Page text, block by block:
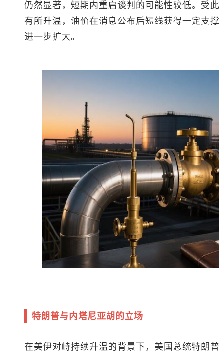
仍然显著，短期内重启谈判的可能性较低。受
有所升温，油价在消息公布后短线获得一定支
进一步扩大。
特朗普与内塔尼亚胡的立场
在美伊对峙持续升温的背景下，美国总统特朗